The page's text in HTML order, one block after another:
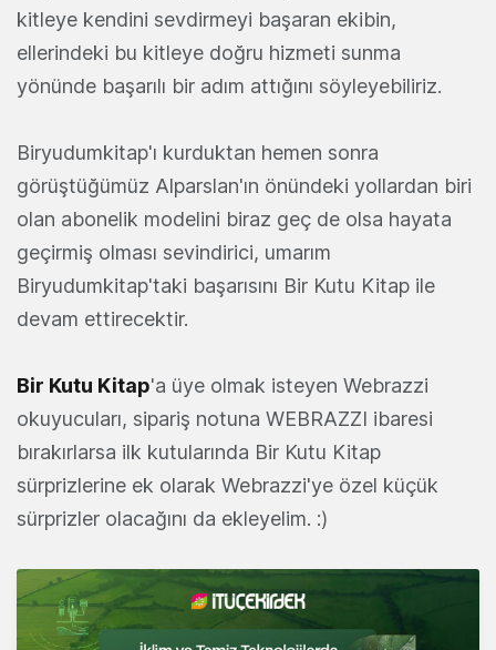
kitleye kendini sevdirmeyi başaran ekibin,
ellerindeki bu kitleye doğru hizmeti sunma
yönünde başarılı bir adım attığını söyleyebiliriz.
Biryudumkitap'ı kurduktan hemen sonra
görüştüğümüz Alparslan'ın önündeki yollardan biri
olan abonelik modelini biraz geç de olsa hayata
geçirmiş olması sevindirici, umarım
Biryudumkitap'taki başarısını Bir Kutu Kitap ile
devam ettirecektir.
Bir Kutu Kitap'a üye olmak isteyen Webrazzi
okuyucuları, sipariş notuna WEBRAZZI ibaresi
bırakırlarsa ilk kutularında Bir Kutu Kitap
sürprizlerine ek olarak Webrazzi'ye özel küçük
sürprizler olacağını da ekleyelim. :)